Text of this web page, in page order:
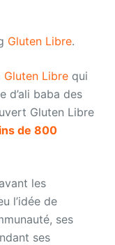
Gluten Libre.
Gluten Libre qui
d’ali baba des
Gluten Libre
de 800
les
l’idée de
ses
ses